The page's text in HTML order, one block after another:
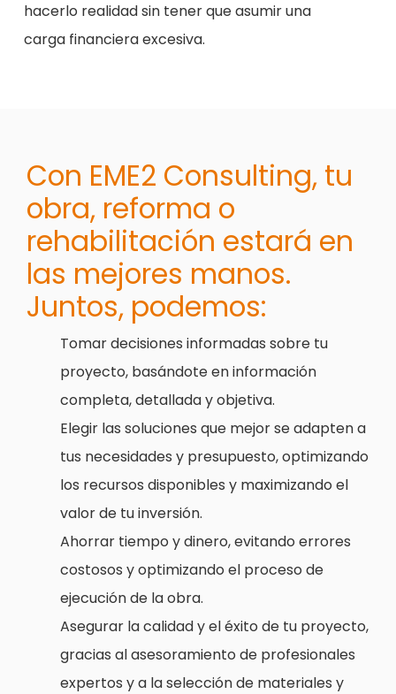
hacerlo realidad sin tener que asumir una
carga financiera excesiva.
Con EME2 Consulting, tu
obra, reforma o
rehabilitación estará en
las mejores manos.
Juntos, podemos:
Tomar decisiones informadas sobre tu
proyecto, basándote en información
completa, detallada y objetiva.
Elegir las soluciones que mejor se adapten a
tus necesidades y presupuesto, optimizando
los recursos disponibles y maximizando el
valor de tu inversión.
Ahorrar tiempo y dinero, evitando errores
costosos y optimizando el proceso de
ejecución de la obra.
Asegurar la calidad y el éxito de tu proyecto,
gracias al asesoramiento de profesionales
expertos y a la selección de materiales y